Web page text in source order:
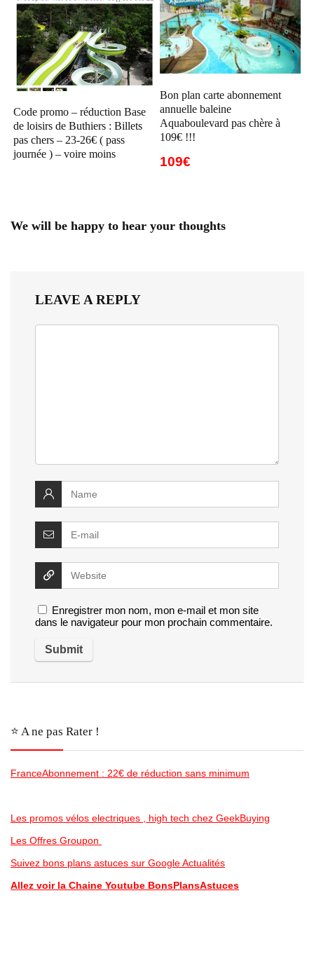
Code promo – réduction Base
de loisirs de Buthiers : Billets
pas chers – 23-26€ ( pass
journée ) – voire moins
Bon plan carte abonnement
annuelle baleine
Aquaboulevard pas chère à
109€ !!!
109€
We will be happy to hear your thoughts
LEAVE A REPLY
Enregistrer mon nom, mon e-mail et mon site
dans le navigateur pour mon prochain commentaire.
⭐️ A ne pas Rater !
FranceAbonnement : 22€ de réduction sans minimum
Les promos vélos electriques , high tech chez GeekBuying
Les Offres Groupon
Suivez bons plans astuces sur Google Actualités
Allez voir la Chaine Youtube BonsPlansAstuces